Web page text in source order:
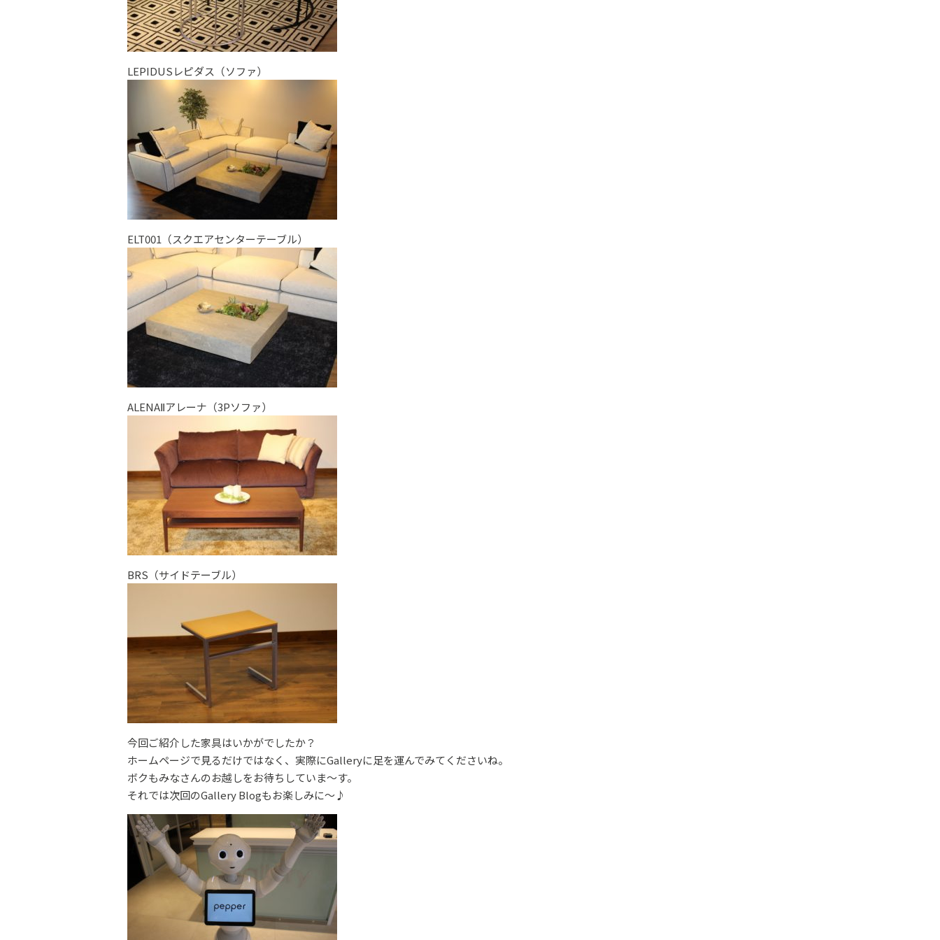
LEPIDUSレピダス（ソファ）
ELT001（スクエアセンターテーブル）
ALENAⅡアレーナ（3Pソファ）
BRS（サイドテーブル）
今回ご紹介した家具はいかがでしたか？
ホームページで見るだけではなく、実際にGalleryに足を運んでみてくださいね。
ボクもみなさんのお越しをお待ちしていま～す。
それでは次回のGallery Blogもお楽しみに～♪